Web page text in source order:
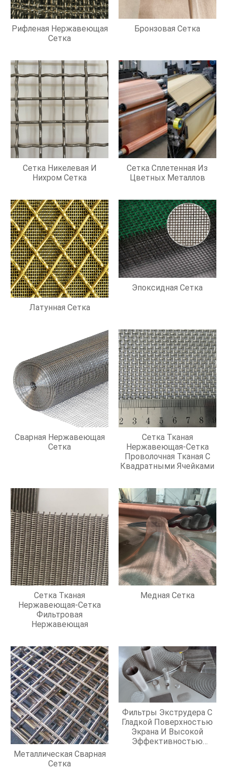
Рифленая Нержавеющая
Сетка
Бронзовая Сетка
Сетка Никелевая И
Нихром Сетка
Сетка Сплетенная Из
Цветных Металлов
Латунная Сетка
Эпоксидная Сетка
Сварная Нержавеющая
Сетка
Сетка Тканая
Нержавеющая-Сетка
Проволочная Тканая С
Квадратными Ячейками
Сетка Тканая
Нержавеющая-Сетка
Фильтровая
Нержавеющая
Медная Сетка
Металлическая Сварная
Сетка
Фильтры Экструдера С
Гладкой Поверхностью
Экрана И Высокой
Эффективностью